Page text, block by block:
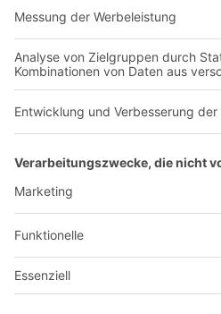
Standorte weltweit
Produktionsstandorte
YOUR LIFE.
+43 (7224) 65 555-0